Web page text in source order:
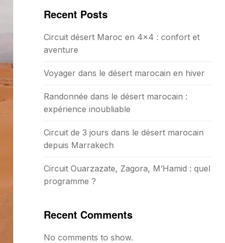
Recent Posts
Circuit désert Maroc en 4×4 : confort et
aventure
Voyager dans le désert marocain en hiver
Randonnée dans le désert marocain :
expérience inoubliable
Circuit de 3 jours dans le désert marocain
depuis Marrakech
Circuit Ouarzazate, Zagora, M’Hamid : quel
programme ?
Recent Comments
No comments to show.